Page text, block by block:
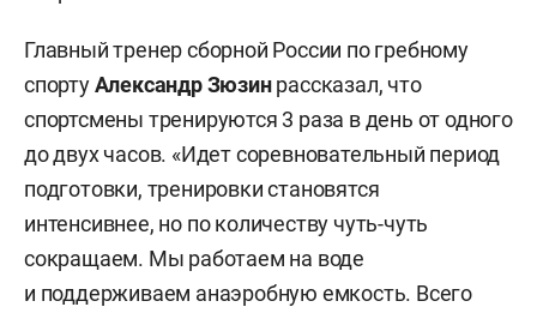
Главный тренер сборной России по гребному
спортуАлександр Зюзинрассказал, что
спортсмены тренируются 3 раза в день от одного
до двух часов. «Идет соревновательный период
подготовки, тренировки становятся
интенсивнее, но по количеству чуть-чуть
сокращаем. Мы работаем на воде
и поддерживаем анаэробную емкость. Всего